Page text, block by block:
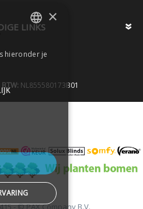
LINKS
BTW: NL855580173B01
-© PAX Company B.V.
DUTCH
×
hieronder je